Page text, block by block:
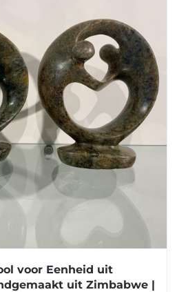
voor Eenheid uit
uit Zimbabwe |